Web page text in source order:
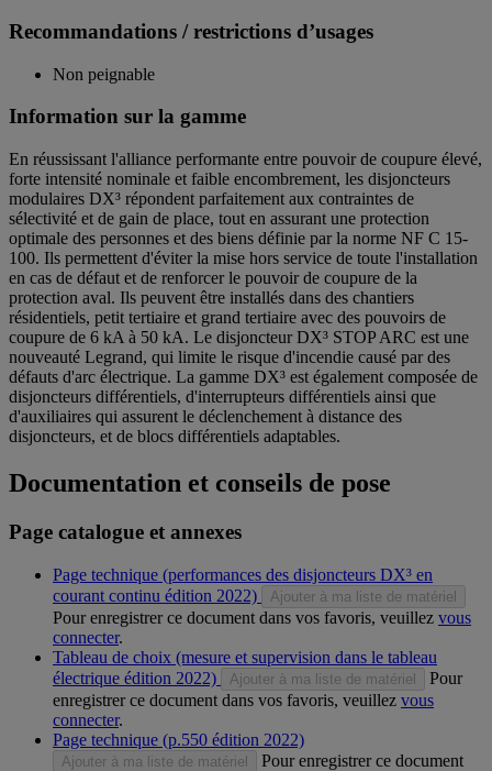
Recommandations / restrictions d’usages
Non peignable
Information sur la gamme
En réussissant l'alliance performante entre pouvoir de coupure élevé,
forte intensité nominale et faible encombrement, les disjoncteurs
modulaires DX³ répondent parfaitement aux contraintes de
sélectivité et de gain de place, tout en assurant une protection
optimale des personnes et des biens définie par la norme NF C 15-
100. Ils permettent d'éviter la mise hors service de toute l'installation
en cas de défaut et de renforcer le pouvoir de coupure de la
protection aval. Ils peuvent être installés dans des chantiers
résidentiels, petit tertiaire et grand tertiaire avec des pouvoirs de
coupure de 6 kA à 50 kA. Le disjoncteur DX³ STOP ARC est une
nouveauté Legrand, qui limite le risque d'incendie causé par des
défauts d'arc électrique. La gamme DX³ est également composée de
disjoncteurs différentiels, d'interrupteurs différentiels ainsi que
d'auxiliaires qui assurent le déclenchement à distance des
disjoncteurs, et de blocs différentiels adaptables.
Documentation et conseils de pose
Page catalogue et annexes
Page technique (performances des disjoncteurs DX³ en
courant continu édition 2022)
Ajouter à ma liste de matériel
Pour enregistrer ce document dans vos favoris, veuillez vous
connecter.
Tableau de choix (mesure et supervision dans le tableau
électrique édition 2022)
Ajouter à ma liste de matériel
Pour
enregistrer ce document dans vos favoris, veuillez vous
connecter.
Page technique (p.550 édition 2022)
Ajouter à ma liste de matériel
Pour enregistrer ce document